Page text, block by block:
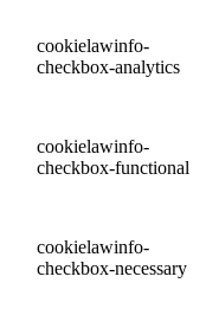
cookielawinfo-
checkbox-analytics
cookielawinfo-
checkbox-functional
cookielawinfo-
checkbox-necessary